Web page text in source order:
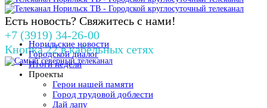
Есть новость? Свяжитесь с нами!
+7 (3919) 34-26-00
Кнопка 22 в кабельных сетях
Норильские новости
Городской диалог
Итоги недели
Проекты
Герои нашей памяти
Город трудовой доблести
Дай лапу